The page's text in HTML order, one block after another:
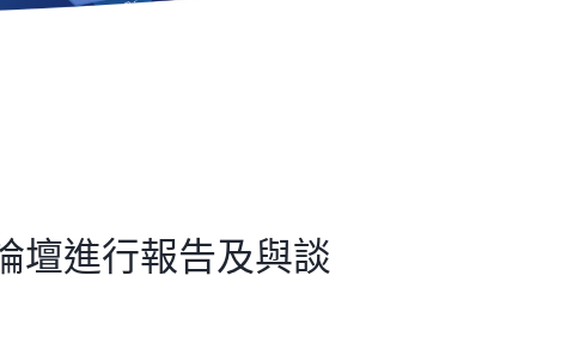
壇進行報告及與談